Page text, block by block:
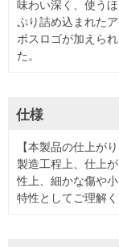
味わい深く、使う
ぷり詰め込まれた
ボスロゴが加えら
た。
仕様
【本製品の仕上が
製造工程上、仕上
性上、細かな傷や
特性としてご理解く